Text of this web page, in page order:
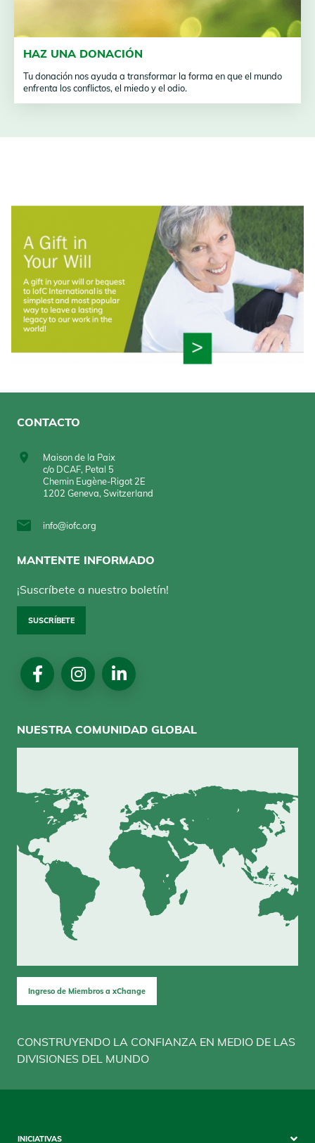
HAZ UNA DONACIÓN
Tu donación nos ayuda a transformar la forma en que el mundo
enfrenta los conflictos, el miedo y el odio.
CONTACTO
Maison de la Paix
c/o DCAF, Petal 5
Chemin Eugène-Rigot 2E
1202 Geneva, Switzerland
info@iofc.org
MANTENTE INFORMADO
¡Suscríbete a nuestro boletín!
SUSCRÍBETE
Redes
Sociales
NUESTRA COMUNIDAD GLOBAL
Ingreso de Miembros a xChange
CONSTRUYENDO LA CONFIANZA EN MEDIO DE LAS
DIVISIONES DEL MUNDO
Sitemap
INICIATIVAS